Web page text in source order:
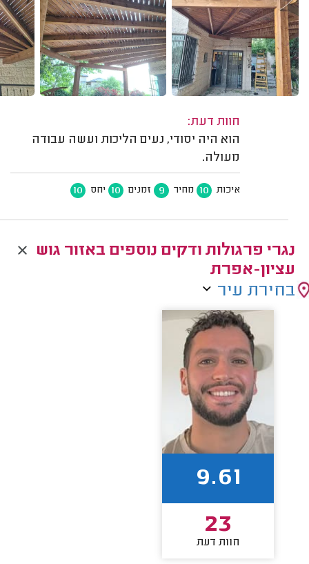
חוות דעת:
הוא היה יסודי, נעים הליכות ועשה עבודה
מעולה.
איכות 10 מחיר 9 זמנים 10 יחס 10
נגרי פרגולות ודקים נוספים באזור גוש
עציון-אפרת
בחירת עיר
9.61
23
חוות דעת